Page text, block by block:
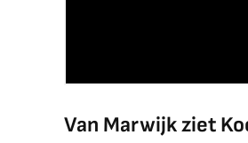
Van Marwijk ziet